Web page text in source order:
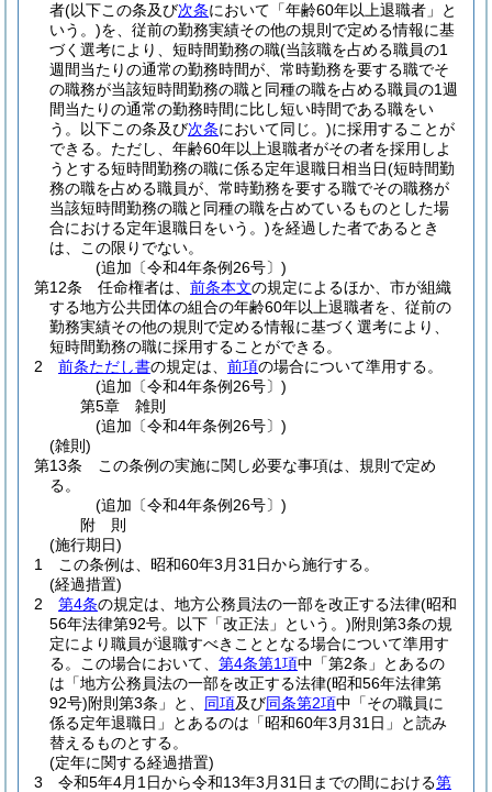
者(以下この条及び次条において「年齢60年以上退職者」と
いう。)を、従前の勤務実績その他の規則で定める情報に基
づく選考により、短時間勤務の職(当該職を占める職員の1
週間当たりの通常の勤務時間が、常時勤務を要する職でそ
の職務が当該短時間勤務の職と同種の職を占める職員の1週
間当たりの通常の勤務時間に比し短い時間である職をい
う。以下この条及び次条において同じ。)に採用することが
できる。 ただし、年齢60年以上退職者がその者を採用しよ
うとする短時間勤務の職に係る定年退職日相当日(短時間勤
務の職を占める職員が、常時勤務を要する職でその職務が
当該短時間勤務の職と同種の職を占めているものとした場
合における定年退職日をいう。)を経過した者であるとき
は、この限りでない。
(追加〔令和4年条例26号〕)
第12条
任命権者は、 前条本文の規定によるほか、市が組織
する地方公共団体の組合の年齢60年以上退職者を、従前の
勤務実績その他の規則で定める情報に基づく選考により、
短時間勤務の職に採用することができる。
2
前条ただし書の規定は、 前項の場合について準用する。
(追加〔令和4年条例26号〕)
第5章
雑則
(追加〔令和4年条例26号〕)
(雑則)
第13条
この条例の実施に関し必要な事項は、規則で定め
る。
(追加〔令和4年条例26号〕)
附 則
(施行期日)
1
この条例は、昭和60年3月31日から施行する。
(経過措置)
2
第4条の規定は、地方公務員法の一部を改正する法律(昭和
56年法律第92号。以下「改正法」という。)附則第3条の規
定により職員が退職すべきこととなる場合について準用す
る。
この場合において、 第4条第1項中「第2条」とあるの
は「地方公務員法の一部を改正する法律(昭和56年法律第
92号)附則第3条」と、 同項及び同条第2項中「その職員に
係る定年退職日」とあるのは「昭和60年3月31日」と読み
替えるものとする。
(定年に関する経過措置)
3
令和5年4月1日から令和13年3月31日までの間における第